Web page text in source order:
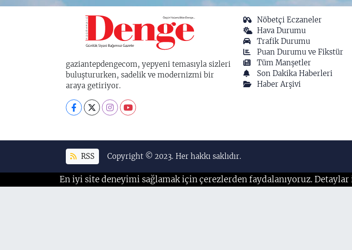
gaziantepdengecom, yepyeni temasıyla sizleri
buluştururken, sadelik ve modernizmi bir
araya getiriyor.
Nöbetçi Eczaneler
Hava Durumu
Trafik Durumu
Puan Durumu ve Fikstür
Tüm Manşetler
Son Dakika Haberleri
Haber Arşivi
RSS Copyright © 2023. Her hakkı saklıdır.
En iyi site deneyimi sağlamak için çerezlerden faydalanıyoruz.